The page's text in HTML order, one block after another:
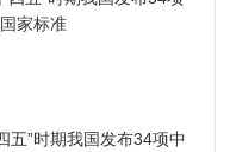
五”时期我国发布34项中